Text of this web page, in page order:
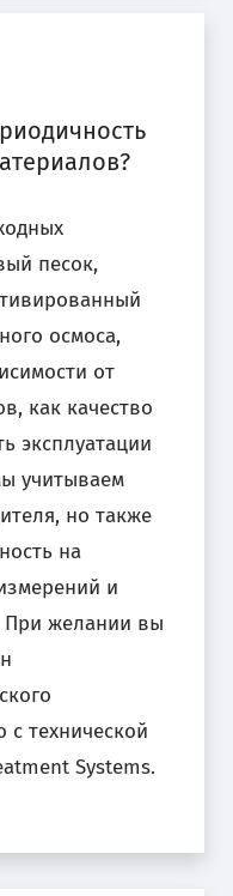
песок,
осмоса,
от
как качество
эксплуатации
учитываем
но также
на
и
При желании вы
с технической
Systems.